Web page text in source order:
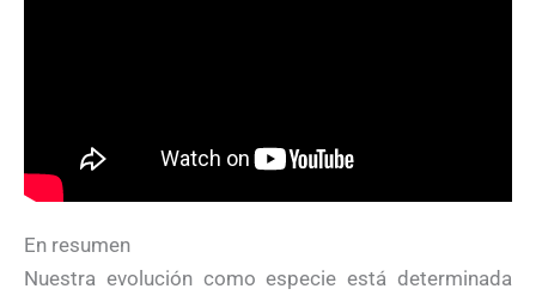
En resumen
Nuestra evolución como especie está determinada